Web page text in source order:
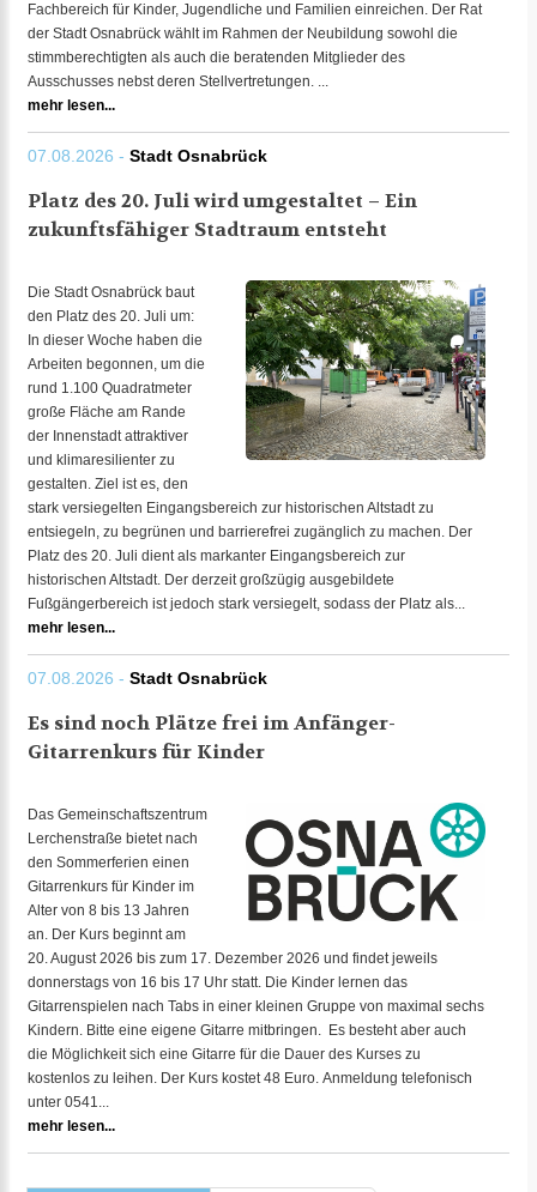
Fachbereich für Kinder, Jugendliche und Familien einreichen. Der Rat
der Stadt Osnabrück wählt im Rahmen der Neubildung sowohl die
stimmberechtigten als auch die beratenden Mitglieder des
Ausschusses nebst deren Stellvertretungen. ...
mehr lesen...
07.08.2026 - Stadt Osnabrück
Platz des 20. Juli wird umgestaltet – Ein
zukunftsfähiger Stadtraum entsteht
Die Stadt Osnabrück baut
den Platz des 20. Juli um:
In dieser Woche haben die
Arbeiten begonnen, um die
rund 1.100 Quadratmeter
große Fläche am Rande
der Innenstadt attraktiver
und klimaresilienter zu
gestalten. Ziel ist es, den
stark versiegelten Eingangsbereich zur historischen Altstadt zu
entsiegeln, zu begrünen und barrierefrei zugänglich zu machen. Der
Platz des 20. Juli dient als markanter Eingangsbereich zur
historischen Altstadt. Der derzeit großzügig ausgebildete
Fußgängerbereich ist jedoch stark versiegelt, sodass der Platz als...
mehr lesen...
07.08.2026 - Stadt Osnabrück
Es sind noch Plätze frei im Anfänger-
Gitarrenkurs für Kinder
Das Gemeinschaftszentrum
Lerchenstraße bietet nach
den Sommerferien einen
Gitarrenkurs für Kinder im
Alter von 8 bis 13 Jahren
an. Der Kurs beginnt am
20. August 2026 bis zum 17. Dezember 2026 und findet jeweils
donnerstags von 16 bis 17 Uhr statt. Die Kinder lernen das
Gitarrenspielen nach Tabs in einer kleinen Gruppe von maximal sechs
Kindern. Bitte eine eigene Gitarre mitbringen. Es besteht aber auch
die Möglichkeit sich eine Gitarre für die Dauer des Kurses zu
kostenlos zu leihen. Der Kurs kostet 48 Euro. Anmeldung telefonisch
unter 0541...
mehr lesen...